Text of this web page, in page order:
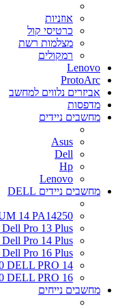
אוזניות
כרטיסי קול
מצלמות רשת
רמקולים
Lenovo
ProtoArc
אביזרים נלווים למחשב
מדפסות
מחשבים ניידים
Asus
Dell
Hp
Lenovo
מחשבים ניידים DELL
14 PA14250
Pro 13 Plus
Pro 14 Plus
Pro 16 Plus
DELL PRO 14
DELL PRO 16
מחשבים נייחים